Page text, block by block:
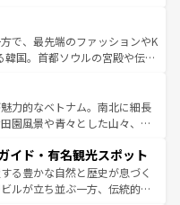
しており、サーフィンやダイ
ウトドア好きにはたまらな
魅力を存分に味わいつくそ
る台湾東部など、都市の喧騒
り、訪れる人に新しい発見と
た、奥深い台湾の食文化も魅
など、バラエティ豊かな料理
着の台湾情報は コンテンツ一覧を参
で、最先端のファッションやK
国。首都ソウルの宮殿や伝統
折々の自然美を楽しむことが
肉、絶品のストリートフード
待っている。夜には、韓国な
の多彩な魅力を心ゆくまで味
しい。 なお、新着の韓国情報はコンテンツ一
力的なベトナム。南北に細長
園風景や青々とした山々、世
く。ハノイの古い町並みやホ
代の建物も、独特の雰囲気を
エティの豊かさとおいしさで
イド・有名観光スポット
る豊かな自然と歴史が息づく
ルが立ち並ぶ一方、伝統的な